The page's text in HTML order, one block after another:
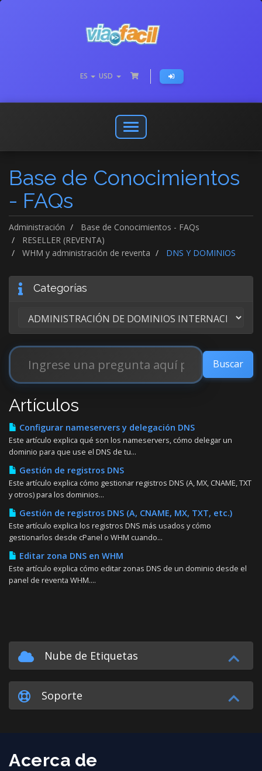
ES USD
Abrir
o
menú
de
Base de Conocimientos
- FAQs
Administración
Base de Conocimientos - FAQs
RESELLER (REVENTA)
WHM y administración de reventa
DNS Y DOMINIOS
Categorías
Artículos
Configurar nameservers y delegación DNS
Este artículo explica qué son los nameservers, cómo delegar un
dominio para que use el DNS de tu...
Gestión de registros DNS
Este artículo explica cómo gestionar registros DNS (A, MX, CNAME, TXT
y otros) para los dominios...
Gestión de registros DNS (A, CNAME, MX, TXT, etc.)
Este artículo explica los registros DNS más usados y cómo
gestionarlos desde cPanel o WHM cuando...
Editar zona DNS en WHM
Este artículo explica cómo editar zonas DNS de un dominio desde el
panel de reventa WHM....
Nube de Etiquetas
Soporte
Acerca de